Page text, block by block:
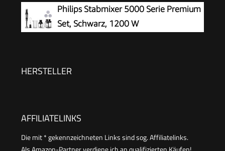
Suppen, Smoothies
Edelstahl Pürierfuß, Easy Click System,
SplashControl, Inkl. 500ml Zerkleinerer,
Philips Stabmixer 5000 Serie Premium
Set, Schwarz, 1200 W
HERSTELLER
AFFILIATELINKS
Die mit * gekennzeichneten Links sind sog. Affiliatelinks.